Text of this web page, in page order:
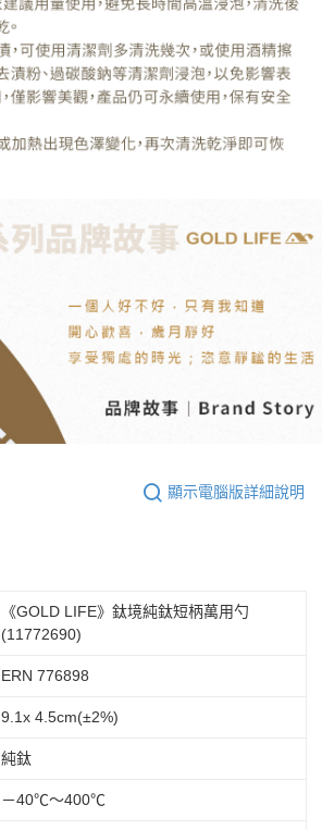
顯示電腦版詳細說明
《GOLD LIFE》鈦境純鈦短柄萬用勺
(11772690)
ERN 776898
9.1x 4.5cm(±2%)
純鈦
－40℃～400℃